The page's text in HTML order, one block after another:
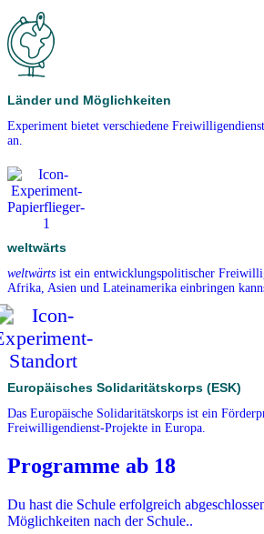
Länder und Möglichkeiten
Experiment bietet verschiedene
an.
weltwärts
weltwärts ist ein entwicklungspolitischer
Afrika, Asien und Lateinamerika einbringen
Europäisches Solidaritätskorps (ESK)
Das Europäische Solidaritätskorps ist ein
Freiwilligendienst-Projekte in Europa.
Programme ab 18
Du hast die Schule erfolgreich
Möglichkeiten nach der Schule..